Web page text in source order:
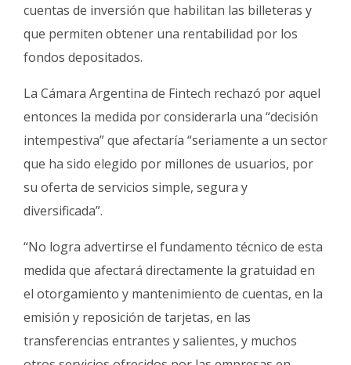
cuentas de inversión que habilitan las billeteras y
que permiten obtener una rentabilidad por los
fondos depositados.
La Cámara Argentina de Fintech rechazó por aquel
entonces la medida por considerarla una “decisión
intempestiva” que afectaría “seriamente a un sector
que ha sido elegido por millones de usuarios, por
su oferta de servicios simple, segura y
diversificada”.
“No logra advertirse el fundamento técnico de esta
medida que afectará directamente la gratuidad en
el otorgamiento y mantenimiento de cuentas, en la
emisión y reposición de tarjetas, en las
transferencias entrantes y salientes, y muchos